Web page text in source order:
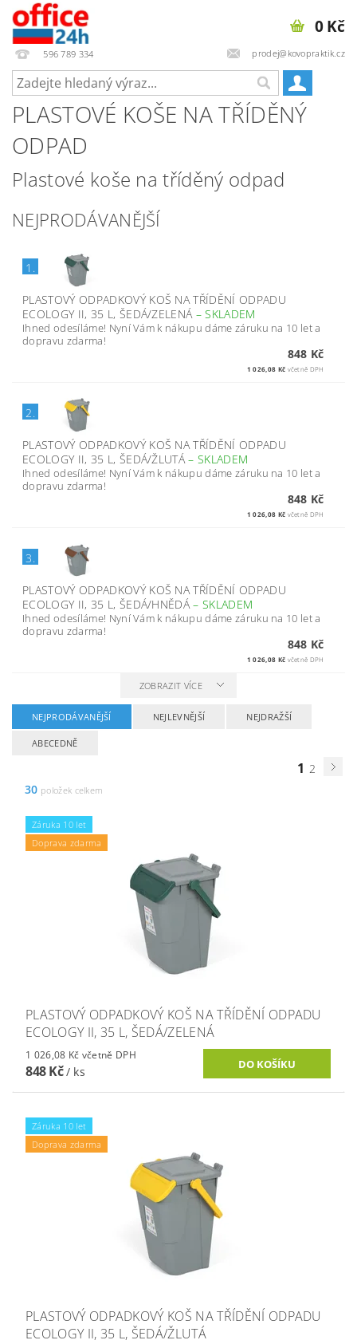
596 789 334 prodej@kovopraktik.cz
0 Kč
PLASTOVÉ KOŠE NA TŘÍDĚNÝ
ODPAD
Plastové koše na tříděný odpad
NEJPRODÁVANĚJŠÍ
1.
PLASTOVÝ ODPADKOVÝ KOŠ NA TŘÍDĚNÍ ODPADU
ECOLOGY II, 35 L, ŠEDÁ/ZELENÁ –SKLADEM
Ihned odesíláme! Nyní Vám k nákupu dáme záruku na 10 let a
dopravu zdarma!
848 Kč
1 026,08 Kč včetně DPH
2.
PLASTOVÝ ODPADKOVÝ KOŠ NA TŘÍDĚNÍ ODPADU
ECOLOGY II, 35 L, ŠEDÁ/ŽLUTÁ–SKLADEM
Ihned odesíláme! Nyní Vám k nákupu dáme záruku na 10 let a
dopravu zdarma!
848 Kč
1 026,08 Kč včetně DPH
3.
PLASTOVÝ ODPADKOVÝ KOŠ NA TŘÍDĚNÍ ODPADU
ECOLOGY II, 35 L, ŠEDÁ/HNĚDÁ–SKLADEM
Ihned odesíláme! Nyní Vám k nákupu dáme záruku na 10 let a
dopravu zdarma!
848 Kč
1 026,08 Kč včetně DPH
ZOBRAZIT VÍCE
NEJPRODÁVANĚJŠÍ NEJLEVNĚJŠÍ NEJDRAŽŠÍ
ABECEDNĚ
1 2
30 položek celkem
Záruka 10 let
Doprava zdarma
PLASTOVÝ ODPADKOVÝ KOŠ NA TŘÍDĚNÍ ODPADU
ECOLOGY II, 35 L, ŠEDÁ/ZELENÁ
1 026,08 Kč včetně DPH
848 Kč/ ks
Záruka 10 let
Doprava zdarma
PLASTOVÝ ODPADKOVÝ KOŠ NA TŘÍDĚNÍ ODPADU
ECOLOGY II, 35 L, ŠEDÁ/ŽLUTÁ